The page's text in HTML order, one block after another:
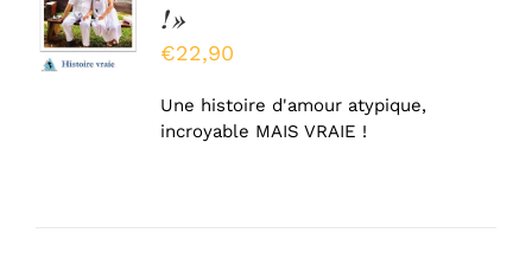
PANIER
/
DÉTAILS
! »
€22,90
Une histoire d'amour atypique,
incroyable MAIS VRAIE !